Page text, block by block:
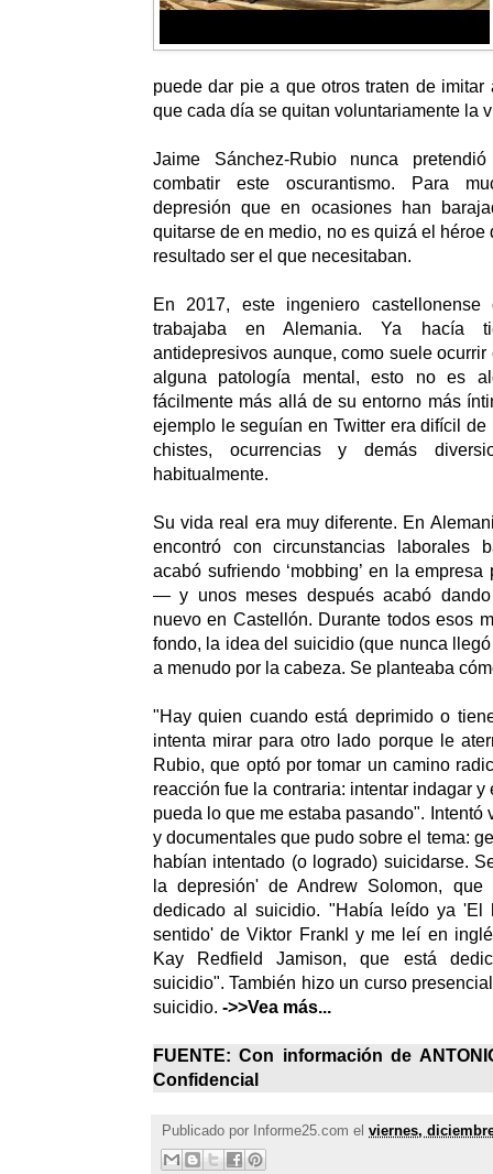
puede dar pie a que otros traten de imitar
que cada día se quitan voluntariamente la
Jaime Sánchez-Rubio nunca
combatir este oscurantismo. Para
depresión que en ocasiones han
quitarse de en medio, no es quizá el héroe
resultado ser el que necesitaban.
En 2017, este ingeniero
trabajaba en Alemania. Ya hacía
antidepresivos aunque, como suele
alguna patología mental, esto no es
fácilmente más allá de su entorno más
ejemplo le seguían en Twitter era difícil de
chistes, ocurrencias y demás
habitualmente.
Su vida real era muy diferente. En
encontró con circunstancias laborales
acabó sufriendo ‘mobbing’ en la
— y unos meses después acabó
nuevo en Castellón. Durante todos esos
fondo, la idea del suicidio (que nunca
a menudo por la cabeza. Se planteaba
"Hay quien cuando está deprimido o
intenta mirar para otro lado porque le
Rubio, que optó por tomar un camino
reacción fue la contraria: intentar indagar
pueda lo que me estaba pasando". Intentó
y documentales que pudo sobre el tema:
habían intentado (o logrado) suicidarse.
la depresión' de Andrew Solomon, que
dedicado al suicidio. "Había leído ya 'El
sentido' de Viktor Frankl y me leí en
Kay Redfield Jamison, que está
suicidio". También hizo un curso
suicidio. ->>Vea más...
FUENTE: Con información de
Confidencial
Publicado por Informe25.com el viernes,